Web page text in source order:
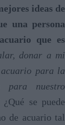
ideas de
una persona
que es
donar a mi
para la
para nuestro
¿Qué se puede
de acuario tal